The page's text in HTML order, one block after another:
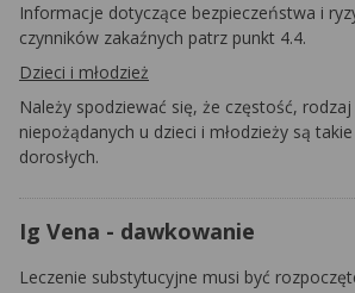
Informacje dotyczące bezpieczeństwa i
czynników zakaźnych patrz punkt 4.4.
Dzieci i młodzież
Należy spodziewać się, że częstość, rodzaj
niepożądanych u dzieci i młodzieży są
dorosłych.
Ig Vena - dawkowanie
Leczenie substytucyjne musi być